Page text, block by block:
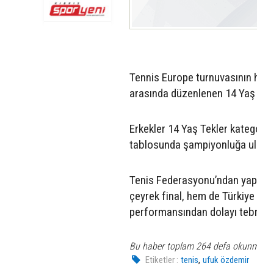
Tennis Europe
arasında düzenlenen 14
Erkekler 14 Yaş Tekler
tablosunda şampiyonluğa
Tenis Federasyonu’ndan
çeyrek final, hem de Türkiye
performansından dolayı
Bu haber toplam 264 defa
Etiketler : tenis,ufuk özdemir